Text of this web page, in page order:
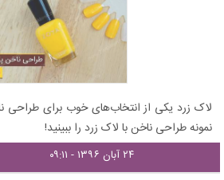
لاک زرد یکی از انتخاب‌های خوب برای طراحی
نمونه طراحی ناخن با لاک زرد را ببینید!
۲۴ آبان ۱۳۹۶ - ۰۹:۱۱